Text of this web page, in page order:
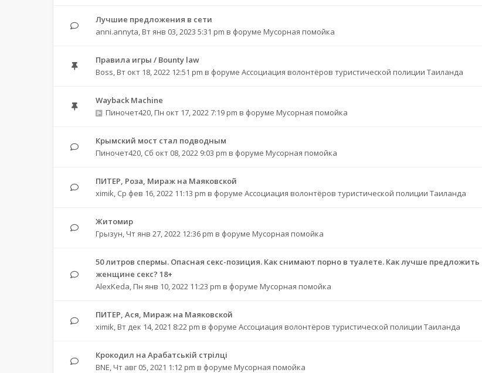
Лучшие предложения в сети
anni.annyta, Вт янв 03, 2023 5:31 pm в форуме Мусорная помойка
Правила игры / Bounty law
Boss, Вт окт 18, 2022 12:51 pm в форуме Ассоциация волонтёров туристической полиции Таиланда
Wayback Machine
Пиночет420, Пн окт 17, 2022 7:19 pm в форуме Мусорная помойка
Крымский мост стал подводным
Пиночет420, Сб окт 08, 2022 9:03 pm в форуме Мусорная помойка
ПИТЕР, Роза, Мираж на Маяковской
ximik, Ср фев 16, 2022 11:13 pm в форуме Ассоциация волонтёров туристической полиции Таиланда
Житомир
Грызун, Чт янв 27, 2022 12:36 pm в форуме Мусорная помойка
50 литров спермы. Опасная секс-позиция. Как снимают порно в туалете. Как лучше предложить
женщине секс? 18+
AlexKeda, Пн янв 10, 2022 11:23 pm в форуме Мусорная помойка
ПИТЕР, Ася, Мираж на Маяковской
ximik, Вт дек 14, 2021 8:22 pm в форуме Ассоциация волонтёров туристической полиции Таиланда
Крокодил на Арабатській стрілці
BNE, Чт авг 05, 2021 1:12 pm в форуме Мусорная помойка